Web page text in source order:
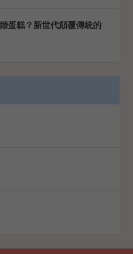
蛋糕？新世代顛覆傳統的